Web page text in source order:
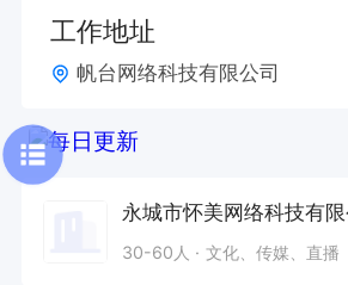
工作地址
帆台网络科技有限公司
永城市怀美网络科技有限
30-60人 文化、传媒、直播